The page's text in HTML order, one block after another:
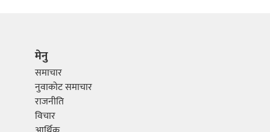
मेनु
समाचार
नुवाकोट समाचार
राजनीति
विचार